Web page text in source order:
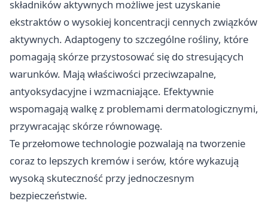
składników aktywnych możliwe jest uzyskanie
ekstraktów o wysokiej koncentracji cennych związków
aktywnych. Adaptogeny to szczególne rośliny, które
pomagają skórze przystosować się do stresujących
warunków. Mają właściwości przeciwzapalne,
antyoksydacyjne i wzmacniające. Efektywnie
wspomagają walkę z problemami dermatologicznymi,
przywracając skórze równowagę.
Te przełomowe technologie pozwalają na tworzenie
coraz to lepszych kremów i serów, które wykazują
wysoką skuteczność przy jednoczesnym
bezpieczeństwie.